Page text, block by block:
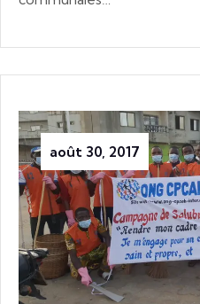
août 30, 2017